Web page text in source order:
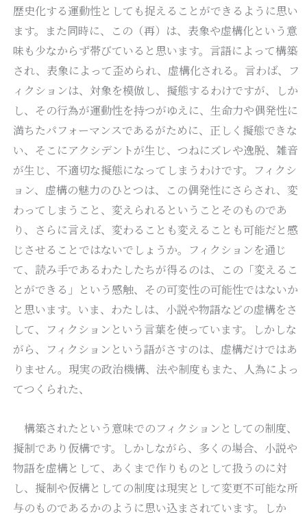
歴史化する運動性としても捉えることができるように思い
ます。また同時に、この（再）は、表象や虚構化という意
味も少なからず帯びていると思います。言語によって構築
され、表象によって歪められ、虚構化される。言わば、フ
ィクションは、対象を模倣し、擬態するわけですが、しか
し、その行為が運動性を持つがゆえに、生命力や偶発性に
満ちたパフォーマンスであるがために、正しく擬態できな
い、そこにアクシデントが生じ、つねにズレや逸脱、雑音
が生じ、不適切な擬態になってしまうわけです。フィクシ
ョン、虚構の魅力のひとつは、この偶発性にさらされ、変
わってしまうこと、変えられるということそのものであ
り、さらに言えば、変わることも変えることも可能だと感
じさせることではないでしょうか。フィクションを通じ
て、読み手であるわたしたちが得るのは、この「変えるこ
とができる」という感触、その可変性の可能性ではないか
と思います。いま、わたしは、小説や物語などの虚構をさ
して、フィクションという言葉を使っています。しかしな
がら、フィクションという語がさすのは、虚構だけではあ
りません。現実の政治機構、法や制度もまた、人為によっ
てつくられた、
構築されたという意味でのフィクションとしての制度、
擬制であり仮構です。しかしながら、多くの場合、小説や
物語を虚構として、あくまで作りものとして扱うのに対
し、擬制や仮構としての制度は現実として変更不可能な所
与のものであるかのように思い込まされています。しか